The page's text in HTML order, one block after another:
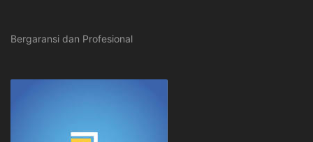
Bergaransi dan Profesional